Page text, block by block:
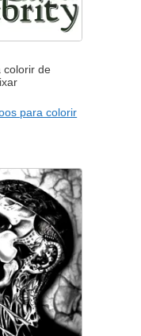
colorir de
para colorir